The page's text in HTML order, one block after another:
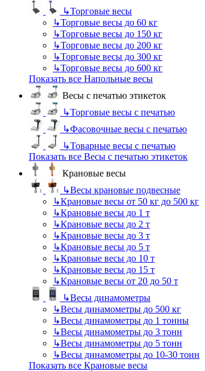
↳Торговые весы
↳Торговые весы до 60 кг
↳Торговые весы до 150 кг
↳Торговые весы до 200 кг
↳Торговые весы до 300 кг
↳Торговые весы до 600 кг
Показать все Напольные весы
Весы с печатью этикеток
↳Торговые весы с печатью
↳Фасовочные весы с печатью
↳Товарные весы с печатью
Показать все Весы с печатью этикеток
Крановые весы
↳Весы крановые подвесные
↳Крановые весы от 50 кг до 500 кг
↳Крановые весы до 1 т
↳Крановые весы до 2 т
↳Крановые весы до 3 т
↳Крановые весы до 5 т
↳Крановые весы до 10 т
↳Крановые весы до 15 т
↳Крановые весы от 20 до 50 т
↳Весы динамометры
↳Весы динамометры до 500 кг
↳Весы динамометры до 1 тонны
↳Весы динамометры до 3 тонн
↳Весы динамометры до 5 тонн
↳Весы динамометры до 10-30 тонн
Показать все Крановые весы